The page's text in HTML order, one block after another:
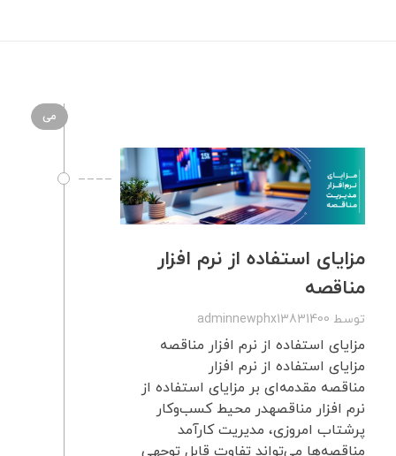
می
مزایای استفاده از نرم‌ افزار
مناقصه
توسط adminnewphx13831400
مزایای استفاده از نرم‌ افزار مناقصه
مزایای استفاده از نرم‌ افزار
مناقصه مقدمه‌ای بر مزایای استفاده از
نرم‌ افزار مناقصهدر محیط کسب‌وکار
پرشتاب امروزی، مدیریت کارآمد
مناقصه‌ها می‌تواند تفاوت قابل توجهی